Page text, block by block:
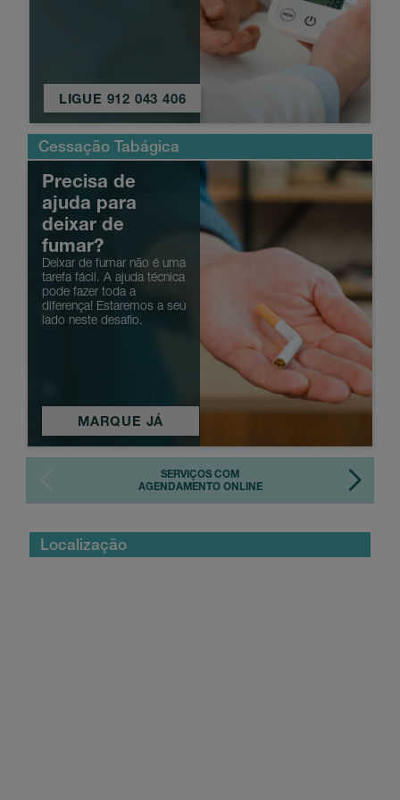
LIGUE 912 043 406
Cessação Tabágica
Precisa de
ajuda para
deixar de
fumar?
Deixar de fumar não é uma
tarefa fácil. A ajuda técnica
pode fazer toda a
diferença! Estaremos a seu
lado neste desafio.
MARQUE JÁ
Localização